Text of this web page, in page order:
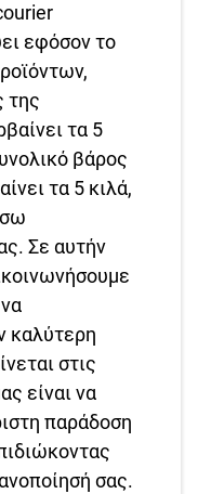
εφόσον το
της
τα 5
βάρος
τα 5 κιλά,
Σε αυτήν
καλύτερη
στις
είναι να
παράδοση
σας.